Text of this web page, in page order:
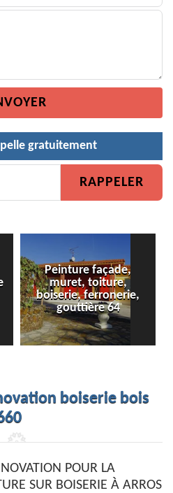
gratuitement
Peinture de clôture 64
boiserie bois
POUR LA
SUR BOISERIE À ARROS